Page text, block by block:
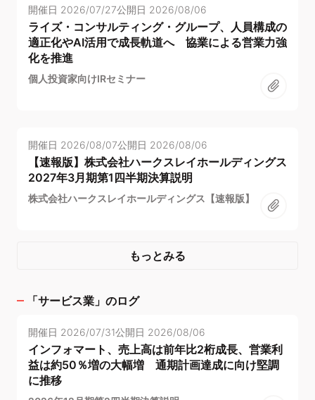
開催日 2026/07/27公開日 2026/08/06
ライズ・コンサルティング・グループ、人員構成の
適正化やAI活用で成長軌道へ 協業による営業力強
化を推進
個人投資家向けIRセミナー
開催日 2026/08/07公開日 2026/08/06
【速報版】株式会社ハークスレイホールディングス
2027年3月期第1四半期決算説明
株式会社ハークスレイホールディングス【速報版】
もっとみる
「サービス業 」のログ
開催日 2026/07/31公開日 2026/08/06
インフォマート、売上高は前年比2桁成長、営業利
益は約50％増の大幅増 通期計画達成に向け堅調
に推移